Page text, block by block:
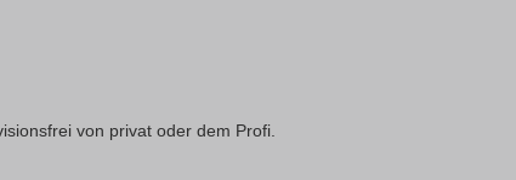
von privat oder dem Profi.